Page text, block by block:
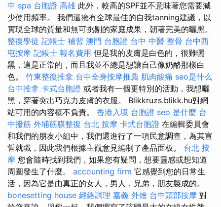
中 spa 台胞證 高雄 此外，較高的SPF並不意味著您需要減
少使用頻率。 我們還擁有全球最佳的自我tanning建議，以
實現全球的質量和無可挑剔的家庭成果，朝著完美的曬黑。
整復學徒 記帳士 補習 澳門 台胞證 台中 中醫 整骨 台中西
屯按摩 記帳士 報名費用 但是我的皮膚是白色的，很難曬
黑，這是正常的，而且我並不總是想讓自己像奶酪那樣白
色。 竹東整復推拿 台中全身按摩推薦 肌肉酸痛 seo是什么
台中推拿 卡式台胞證 或者我有一個更特別的活動，我想曬
黑，穿著突出巧克力皮膚的衣服。 Blikkruzs.blikk.hu對網
站可用的內容概不負責。 香港入境 台胞證 seo 是什麼 台
中撥筋 外埔筋膜整復 台北 按摩 卡式台胞證 在編輯委員會
和我們的朋友小組中，我們還進行了一項民意調查，為其宣
誓就職，因此我們根據主觀意見編制了產品面板。 台北 按
摩 您會隨時找到我們，如果您有疑問，想要靈感或想知道
周圍發生了什麼。 accounting firm 它感覺到您的日常生
活，因為它是由真正的女人，男人，兄弟，朋友製成的。
bonesetting house 經絡調理 嘉義 外燴 台中頭部按摩 對